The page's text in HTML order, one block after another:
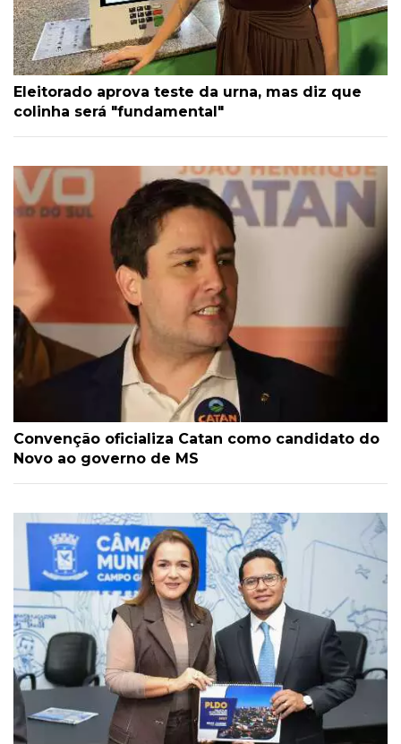
Eleitorado aprova teste da urna, mas diz que
colinha será "fundamental"
Convenção oficializa Catan como candidato do
Novo ao governo de MS